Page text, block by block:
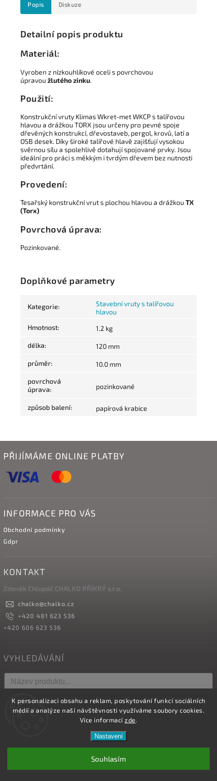
K personalizaci obsahu a reklam, poskytování funkcí sociálních
médií a analýze naší návštěvnosti využíváme soubory cookies.
Více informacízde.
Nastavení
Souhlasím
Popis Diskuze
Detailní popis produktu
Materiál:
Vyroben z nízkouhlíkové oceli s povrchovou
úpravou žlutého zinku.
Použití:
Konstrukční vruty Klimas Wkret-met WKCP s talířovou
hlavou a drážkou TORX jsou určeny pro pevné spoje
dřevěných konstrukcí, dřevostaveb, pergol, krovů, latí a
OSB desek. Díky široké talířové hlavě zajišťují vysokou
svěrnou sílu a spolehlivě dotahují spojované prvky. Jsou
ideální pro práci s měkkým i tvrdým dřevem bez nutnosti
předvrtání.
Provedení:
Tesařský konstrukční vrut s plochou hlavou a drážkou TX
(Torx)
Povrchová úprava:
Pozinkované.
Doplňkové parametry
Kategorie:
Stavební vruty s talířovou
hlavou
Hmotnost: 1.2 kg
délka: 120 mm
průměr: 10.0 mm
povrchová
úprava: pozinkované
způsob balení: papírová krabice
PŘIJÍMÁME ONLINE PLATBY
INFORMACE PRO VÁS
Obchodní podmínky
Gdpr
KONTAKT
Zdeněk Chlupáč CHALKO PŘÍKRÝ s.r.o.
chalko@chalko.cz
+420 481 623 536
+420 606 623 536
VYHLEDÁVÁNÍ
Hledat
Vyrábíme hřebíky. Všechna práva vyhrazena.